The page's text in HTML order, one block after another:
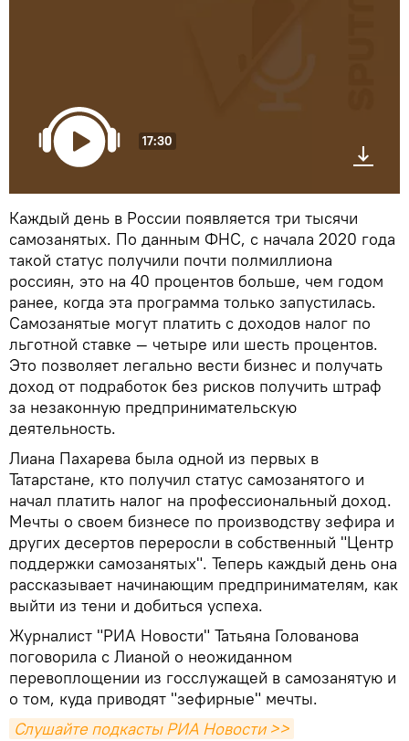
17:30
Каждый день в России появляется три тысячи
самозанятых. По данным ФНС, с начала 2020 года
такой статус получили почти полмиллиона
россиян, это на 40 процентов больше, чем годом
ранее, когда эта программа только запустилась.
Самозанятые могут платить с доходов налог по
льготной ставке — четыре или шесть процентов.
Это позволяет легально вести бизнес и получать
доход от подработок без рисков получить штраф
за незаконную предпринимательскую
деятельность.
Лиана Пахарева была одной из первых в
Татарстане, кто получил статус самозанятого и
начал платить налог на профессиональный доход.
Мечты о своем бизнесе по производству зефира и
других десертов переросли в собственный "Центр
поддержки самозанятых". Теперь каждый день она
рассказывает начинающим предпринимателям, как
выйти из тени и добиться успеха.
Журналист "РИА Новости" Татьяна Голованова
поговорила с Лианой о неожиданном
перевоплощении из госслужащей в самозанятую и
о том, куда приводят "зефирные" мечты.
Слушайте подкасты РИА Новости >>